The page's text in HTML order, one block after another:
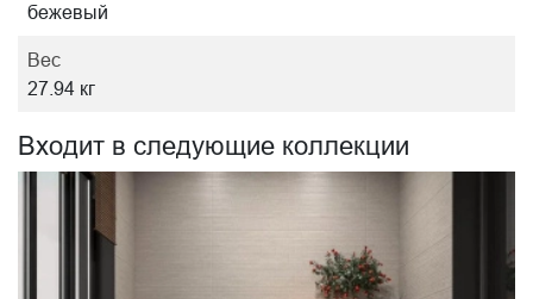
бежевый
Вес
27.94 кг
Входит в следующие коллекции